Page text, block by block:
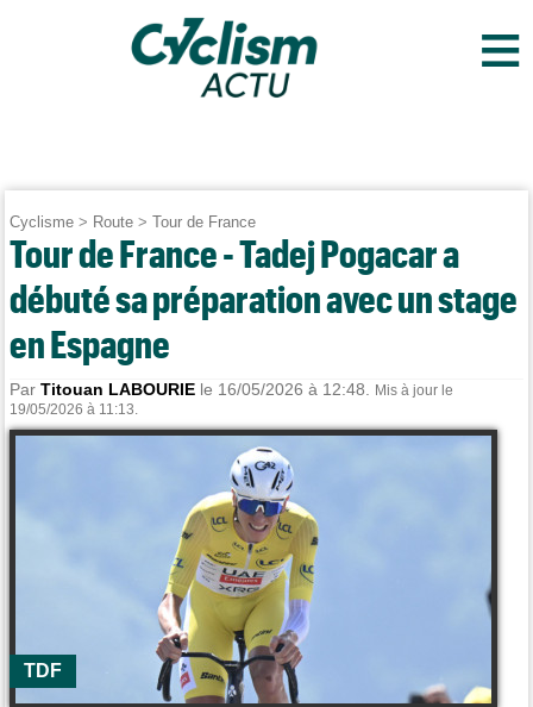
≡
Cyclisme > Route >Tour de France
Tour de France - Tadej Pogacar a
débuté sa préparation avec un stage
en Espagne
ParTitouan LABOURIE le 16/05/2026 à 12:48.
Mis à jour le
19/05/2026 à 11:13.
TDF